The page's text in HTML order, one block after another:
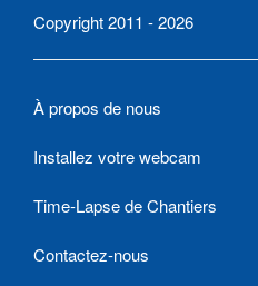
Copyright 2011 - 2026
À propos de nous
Installez votre webcam
Time-Lapse de Chantiers
Contactez-nous